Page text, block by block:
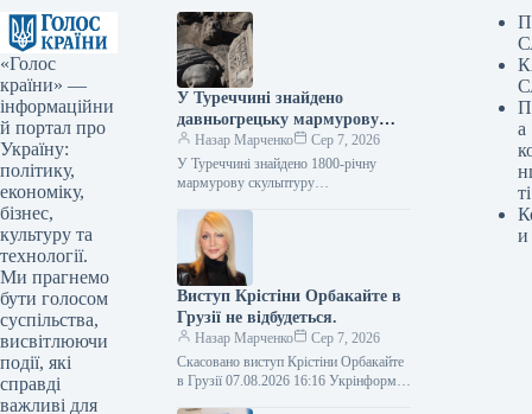
«Голос
країни» —
інформаційни
й портал про
Україну:
політику,
економіку,
бізнес,
культуру та
технології.
Ми прагнемо
бути голосом
суспільства,
висвітлюючи
події, які
справді
важливі для
У Туреччині знайдено
давньогрецьку мармурову
статую бога лікування, вік
якої становить 1800 років.
Назар Марченко
Сер 7, 2026
У Туреччині знайдено 1800-річну
мармурову скульптуру
07.08.2026 16:02 Укрінформ У
давньому місті Аспендос,
розташованому в турецькій…
Виступ Крістіни Орбакайте в
Грузії не відбудеться.
Назар Марченко
Сер 7, 2026
Скасовано виступ Крістіни Орбакайте
в Грузії 07.08.2026 16:16 Укрінформ У
а
ті
и